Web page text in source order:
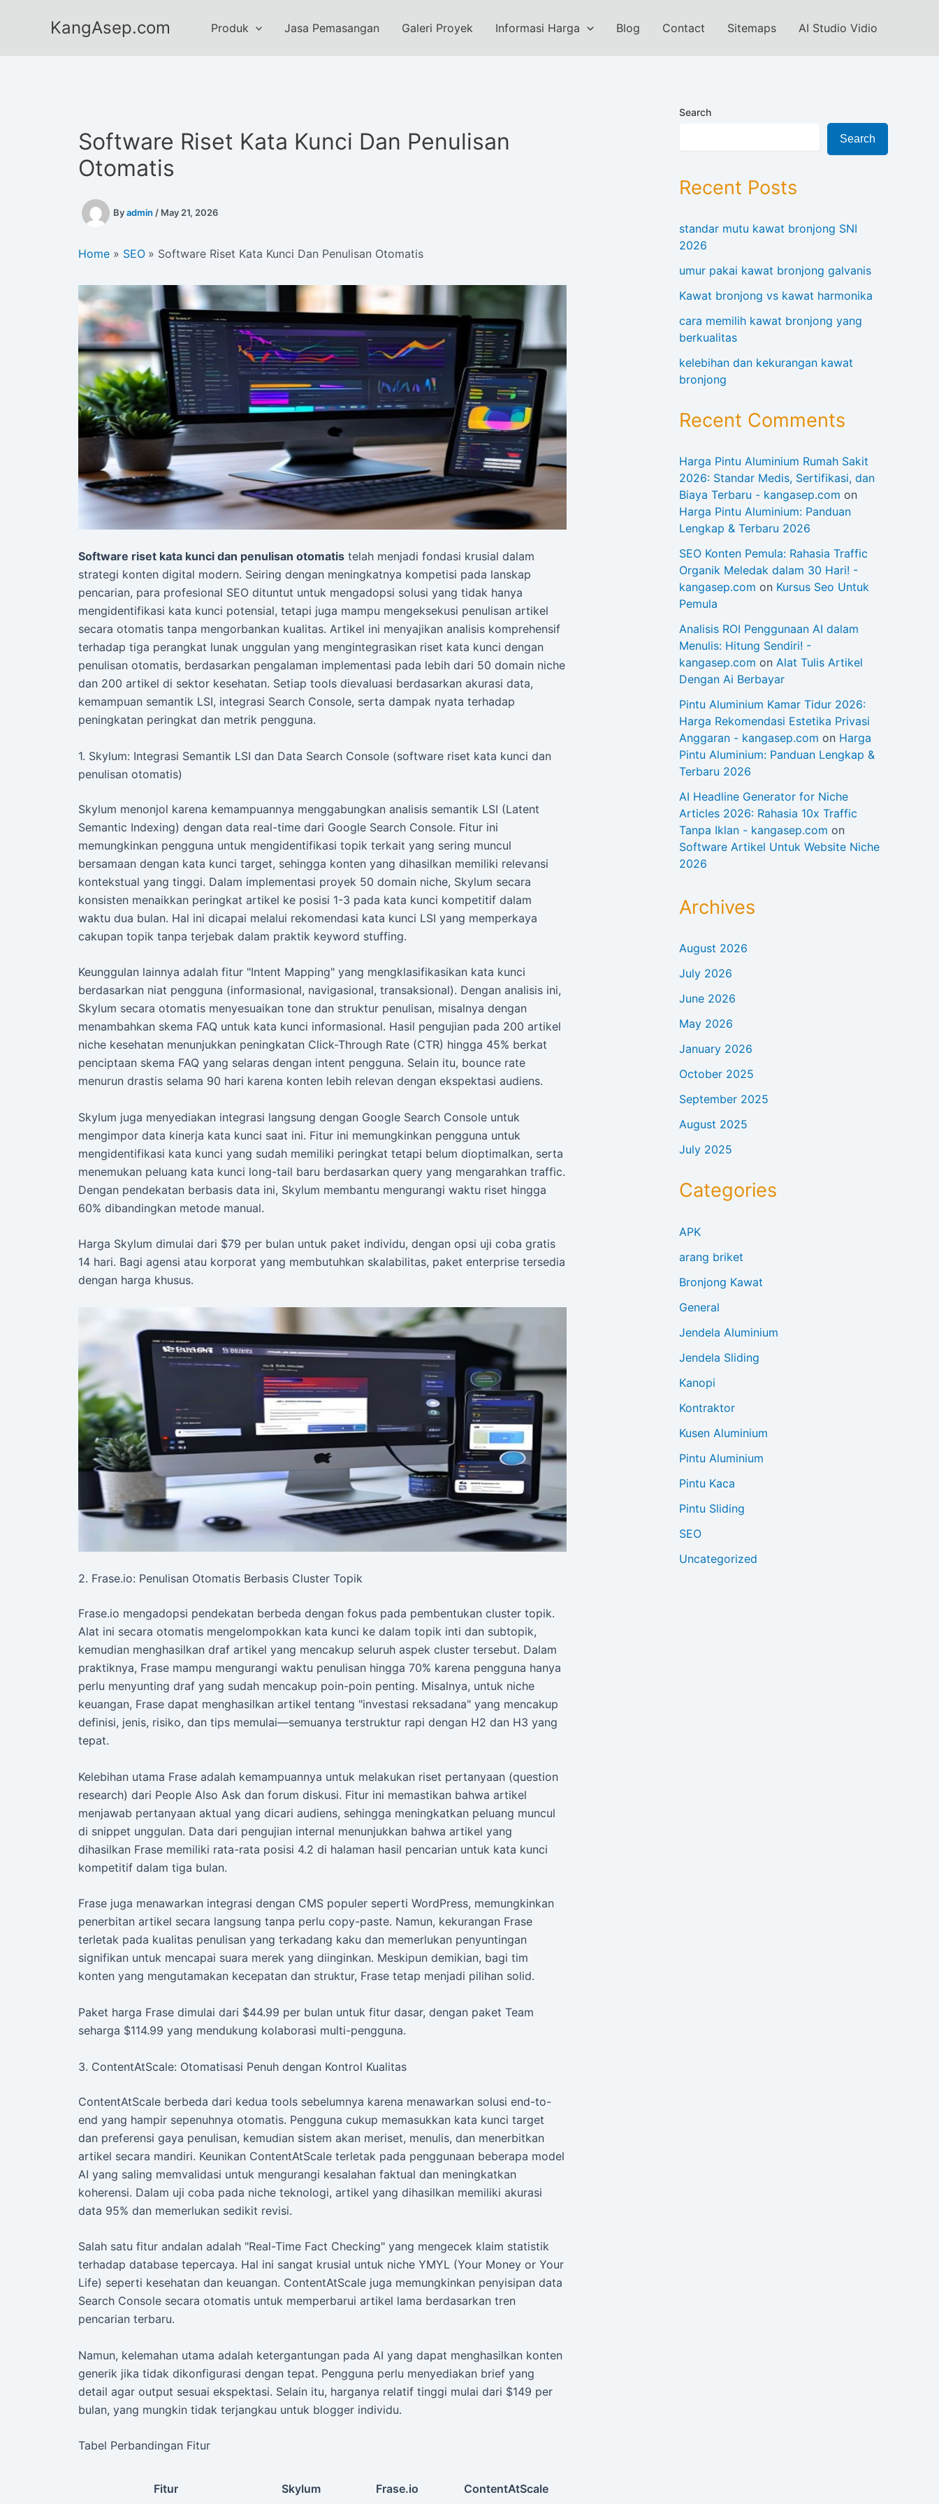
KangAsep.com Produk Jasa Pemasangan Galeri Proyek Informasi Harga Blog Contact Sitemaps AI Studio Vidio
Software Riset Kata Kunci Dan Penulisan
Otomatis
Byadmin / May 21, 2026
Home SEO Software Riset Kata Kunci Dan Penulisan Otomatis
Software riset kata kunci dan penulisan otomatis telah menjadi fondasi krusial dalam
strategi konten digital modern. Seiring dengan meningkatnya kompetisi pada lanskap
pencarian, para profesional SEO dituntut untuk mengadopsi solusi yang tidak hanya
mengidentifikasi kata kunci potensial, tetapi juga mampu mengeksekusi penulisan artikel
secara otomatis tanpa mengorbankan kualitas. Artikel ini menyajikan analisis komprehensif
terhadap tiga perangkat lunak unggulan yang mengintegrasikan riset kata kunci dengan
penulisan otomatis, berdasarkan pengalaman implementasi pada lebih dari 50 domain niche
dan 200 artikel di sektor kesehatan. Setiap tools dievaluasi berdasarkan akurasi data,
kemampuan semantik LSI, integrasi Search Console, serta dampak nyata terhadap
peningkatan peringkat dan metrik pengguna.
1. Skylum: Integrasi Semantik LSI dan Data Search Console (software riset kata kunci dan
penulisan otomatis)
Skylum menonjol karena kemampuannya menggabungkan analisis semantik LSI (Latent
Semantic Indexing) dengan data real-time dari Google Search Console. Fitur ini
memungkinkan pengguna untuk mengidentifikasi topik terkait yang sering muncul
bersamaan dengan kata kunci target, sehingga konten yang dihasilkan memiliki relevansi
kontekstual yang tinggi. Dalam implementasi proyek 50 domain niche, Skylum secara
konsisten menaikkan peringkat artikel ke posisi 1-3 pada kata kunci kompetitif dalam
waktu dua bulan. Hal ini dicapai melalui rekomendasi kata kunci LSI yang memperkaya
cakupan topik tanpa terjebak dalam praktik keyword stuffing.
Keunggulan lainnya adalah fitur "Intent Mapping" yang mengklasifikasikan kata kunci
berdasarkan niat pengguna (informasional, navigasional, transaksional). Dengan analisis ini,
Skylum secara otomatis menyesuaikan tone dan struktur penulisan, misalnya dengan
menambahkan skema FAQ untuk kata kunci informasional. Hasil pengujian pada 200 artikel
niche kesehatan menunjukkan peningkatan Click-Through Rate (CTR) hingga 45% berkat
penciptaan skema FAQ yang selaras dengan intent pengguna. Selain itu, bounce rate
menurun drastis selama 90 hari karena konten lebih relevan dengan ekspektasi audiens.
Skylum juga menyediakan integrasi langsung dengan Google Search Console untuk
mengimpor data kinerja kata kunci saat ini. Fitur ini memungkinkan pengguna untuk
mengidentifikasi kata kunci yang sudah memiliki peringkat tetapi belum dioptimalkan, serta
menemukan peluang kata kunci long-tail baru berdasarkan query yang mengarahkan traffic.
Dengan pendekatan berbasis data ini, Skylum membantu mengurangi waktu riset hingga
60% dibandingkan metode manual.
Harga Skylum dimulai dari $79 per bulan untuk paket individu, dengan opsi uji coba gratis
14 hari. Bagi agensi atau korporat yang membutuhkan skalabilitas, paket enterprise tersedia
dengan harga khusus.
2. Frase.io: Penulisan Otomatis Berbasis Cluster Topik
Frase.io mengadopsi pendekatan berbeda dengan fokus pada pembentukan cluster topik.
Alat ini secara otomatis mengelompokkan kata kunci ke dalam topik inti dan subtopik,
kemudian menghasilkan draf artikel yang mencakup seluruh aspek cluster tersebut. Dalam
praktiknya, Frase mampu mengurangi waktu penulisan hingga 70% karena pengguna hanya
perlu menyunting draf yang sudah mencakup poin-poin penting. Misalnya, untuk niche
keuangan, Frase dapat menghasilkan artikel tentang "investasi reksadana" yang mencakup
definisi, jenis, risiko, dan tips memulai—semuanya terstruktur rapi dengan H2 dan H3 yang
tepat.
Kelebihan utama Frase adalah kemampuannya untuk melakukan riset pertanyaan (question
research) dari People Also Ask dan forum diskusi. Fitur ini memastikan bahwa artikel
menjawab pertanyaan aktual yang dicari audiens, sehingga meningkatkan peluang muncul
di snippet unggulan. Data dari pengujian internal menunjukkan bahwa artikel yang
dihasilkan Frase memiliki rata-rata posisi 4.2 di halaman hasil pencarian untuk kata kunci
kompetitif dalam tiga bulan.
Frase juga menawarkan integrasi dengan CMS populer seperti WordPress, memungkinkan
penerbitan artikel secara langsung tanpa perlu copy-paste. Namun, kekurangan Frase
terletak pada kualitas penulisan yang terkadang kaku dan memerlukan penyuntingan
signifikan untuk mencapai suara merek yang diinginkan. Meskipun demikian, bagi tim
konten yang mengutamakan kecepatan dan struktur, Frase tetap menjadi pilihan solid.
Paket harga Frase dimulai dari $44.99 per bulan untuk fitur dasar, dengan paket Team
seharga $114.99 yang mendukung kolaborasi multi-pengguna.
3. ContentAtScale: Otomatisasi Penuh dengan Kontrol Kualitas
ContentAtScale berbeda dari kedua tools sebelumnya karena menawarkan solusi end-to-
end yang hampir sepenuhnya otomatis. Pengguna cukup memasukkan kata kunci target
dan preferensi gaya penulisan, kemudian sistem akan meriset, menulis, dan menerbitkan
artikel secara mandiri. Keunikan ContentAtScale terletak pada penggunaan beberapa model
AI yang saling memvalidasi untuk mengurangi kesalahan faktual dan meningkatkan
koherensi. Dalam uji coba pada niche teknologi, artikel yang dihasilkan memiliki akurasi
data 95% dan memerlukan sedikit revisi.
Salah satu fitur andalan adalah "Real-Time Fact Checking" yang mengecek klaim statistik
terhadap database tepercaya. Hal ini sangat krusial untuk niche YMYL (Your Money or Your
Life) seperti kesehatan dan keuangan. ContentAtScale juga memungkinkan penyisipan data
Search Console secara otomatis untuk memperbarui artikel lama berdasarkan tren
pencarian terbaru.
Namun, kelemahan utama adalah ketergantungan pada AI yang dapat menghasilkan konten
generik jika tidak dikonfigurasi dengan tepat. Pengguna perlu menyediakan brief yang
detail agar output sesuai ekspektasi. Selain itu, harganya relatif tinggi mulai dari $149 per
bulan, yang mungkin tidak terjangkau untuk blogger individu.
Tabel Perbandingan Fitur
Fitur Skylum Frase.io ContentAtScale
Search
Search
Recent Posts
standar mutu kawat bronjong SNI
2026
umur pakai kawat bronjong galvanis
Kawat bronjong vs kawat harmonika
cara memilih kawat bronjong yang
berkualitas
kelebihan dan kekurangan kawat
bronjong
Recent Comments
Harga Pintu Aluminium Rumah Sakit
2026: Standar Medis, Sertifikasi, dan
Biaya Terbaru - kangasep.com on
Harga Pintu Aluminium: Panduan
Lengkap & Terbaru 2026
SEO Konten Pemula: Rahasia Traffic
Organik Meledak dalam 30 Hari! -
kangasep.com on Kursus Seo Untuk
Pemula
Analisis ROI Penggunaan AI dalam
Menulis: Hitung Sendiri! -
kangasep.com on Alat Tulis Artikel
Dengan Ai Berbayar
Pintu Aluminium Kamar Tidur 2026:
Harga Rekomendasi Estetika Privasi
Anggaran - kangasep.com on Harga
Pintu Aluminium: Panduan Lengkap &
Terbaru 2026
AI Headline Generator for Niche
Articles 2026: Rahasia 10x Traffic
Tanpa Iklan - kangasep.com on
Software Artikel Untuk Website Niche
2026
Archives
August 2026
July 2026
June 2026
May 2026
January 2026
October 2025
September 2025
August 2025
July 2025
Categories
APK
arang briket
Bronjong Kawat
General
Jendela Aluminium
Jendela Sliding
Kanopi
Kontraktor
Kusen Aluminium
Pintu Aluminium
Pintu Kaca
Pintu Sliding
SEO
Uncategorized